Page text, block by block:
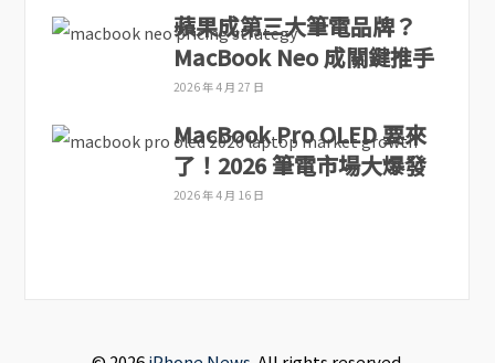
蘋果成第三大筆電品牌？
MacBook Neo 成關鍵推手
2026 年 4 月 27 日
MacBook Pro OLED 要來
了！2026 筆電市場大爆發
2026 年 4 月 16 日